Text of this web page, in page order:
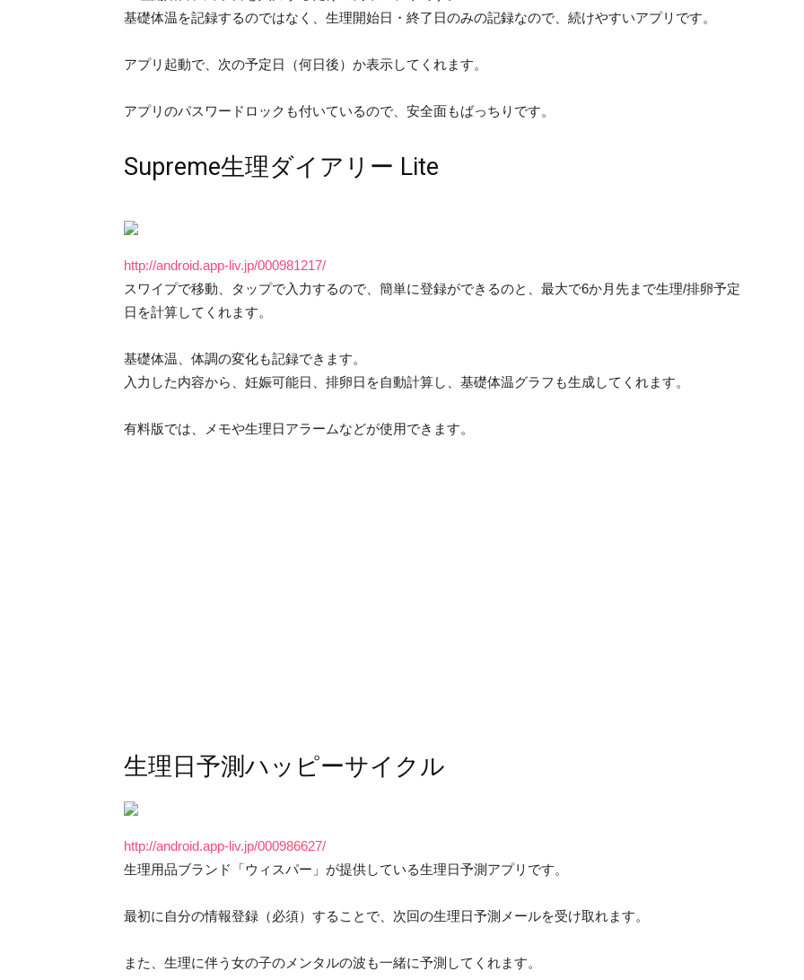
基礎体温を記録するのではなく、生理開始日・終了日のみの記録なので、続けやすいアプリです。
アプリ起動で、次の予定日（何日後）か表示してくれます。
アプリのパスワードロックも付いているので、安全面もばっちりです。
Supreme生理ダイアリー Lite
http://android.app-liv.jp/000981217/
スワイプで移動、タップで入力するので、簡単に登録ができるのと、最大で6か月先まで生理/排卵予定
日を計算してくれます。
基礎体温、体調の変化も記録できます。
入力した内容から、妊娠可能日、排卵日を自動計算し、基礎体温グラフも生成してくれます。
有料版では、メモや生理日アラームなどが使用できます。
生理日予測ハッピーサイクル
http://android.app-liv.jp/000986627/
生理用品ブランド「ウィスパー」が提供している生理日予測アプリです。
最初に自分の情報登録（必須）することで、次回の生理日予測メールを受け取れます。
また、生理に伴う女の子のメンタルの波も一緒に予測してくれます。